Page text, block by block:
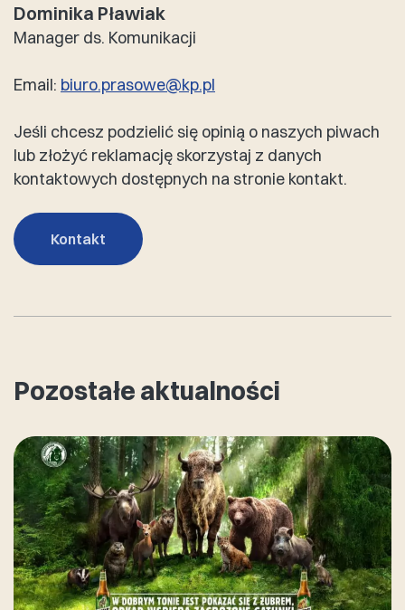
Dominika Pławiak
Manager ds. Komunikacji
Email: biuro.prasowe@kp.pl
Jeśli chcesz podzielić się opinią o naszych piwach
lub złożyć reklamację skorzystaj z danych
kontaktowych dostępnych na stronie kontakt.
Kontakt
Pozostałe aktualności